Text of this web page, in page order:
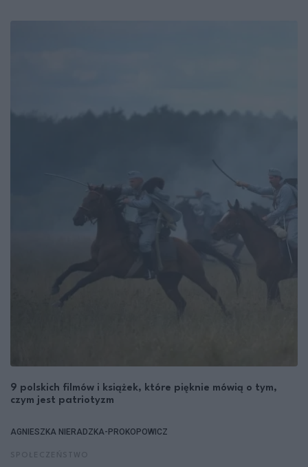
9 polskich filmów i książek, które pięknie mówią o tym,
czym jest patriotyzm
AGNIESZKA NIERADZKA-PROKOPOWICZ